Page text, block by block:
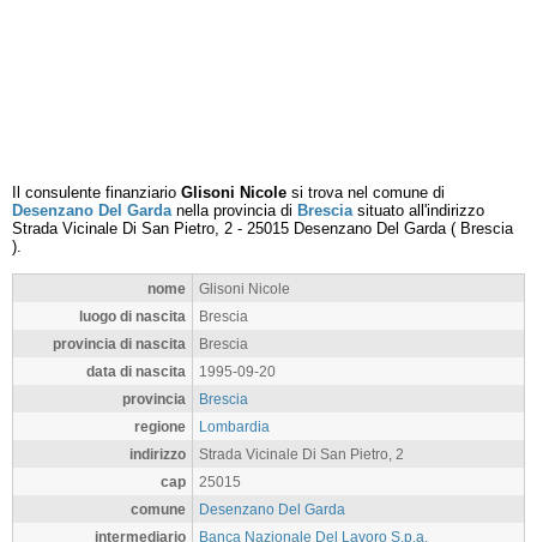
Il consulente finanziario Glisoni Nicole si trova nel comune di
Desenzano Del Gardanella provincia di Bresciasituato all'indirizzo
Strada Vicinale Di San Pietro, 2 - 25015 Desenzano Del Garda( Brescia
).
nome
Glisoni Nicole
luogo di nascita
Brescia
provincia di nascita
Brescia
data di nascita
1995-09-20
provincia
Brescia
regione
Lombardia
indirizzo
Strada Vicinale Di San Pietro, 2
cap
25015
comune
Desenzano Del Garda
intermediario
Banca Nazionale Del Lavoro S.p.a.